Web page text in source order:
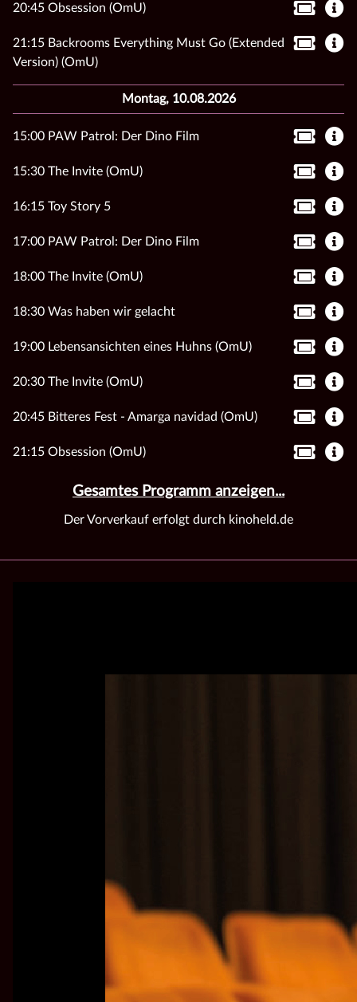
20:45 Obsession (OmU)
21:15 Backrooms Everything Must Go (Extended
Version) (OmU)
Montag, 10.08.2026
15:00 PAW Patrol: Der Dino Film
15:30 The Invite (OmU)
16:15 Toy Story 5
17:00 PAW Patrol: Der Dino Film
18:00 The Invite (OmU)
18:30 Was haben wir gelacht
19:00 Lebensansichten eines Huhns (OmU)
20:30 The Invite (OmU)
20:45 Bitteres Fest - Amarga navidad (OmU)
21:15 Obsession (OmU)
Gesamtes Programm anzeigen...
Der Vorverkauf erfolgt durch kinoheld.de